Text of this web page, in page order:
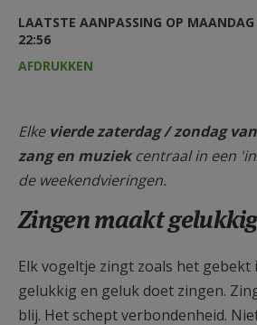
HULP
AANMELDEN OF
LAATSTE AANPASSING OP
22:56
AFDRUKKEN
Elke vierde zaterdag / zondag
zang en muziekcentraal in een
de weekendvieringen.
Zingen maakt
Elk vogeltje zingt zoals het gebekt
gelukkig en geluk doet zingen.
blij. Het schept verbondenheid.